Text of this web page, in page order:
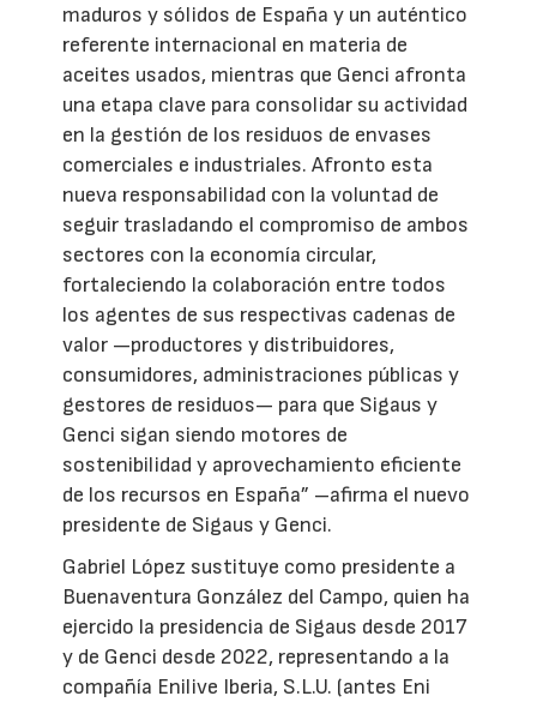
maduros y sólidos de España y un auténtico
referente internacional en materia de
aceites usados, mientras que Genci afronta
una etapa clave para consolidar su actividad
en la gestión de los residuos de envases
comerciales e industriales. Afronto esta
nueva responsabilidad con la voluntad de
seguir trasladando el compromiso de ambos
sectores con la economía circular,
fortaleciendo la colaboración entre todos
los agentes de sus respectivas cadenas de
valor —productores y distribuidores,
consumidores, administraciones públicas y
gestores de residuos— para que Sigaus y
Genci sigan siendo motores de
sostenibilidad y aprovechamiento eficiente
de los recursos en España” –afirma el nuevo
presidente de Sigaus y Genci.
Gabriel López sustituye como presidente a
Buenaventura González del Campo, quien ha
ejercido la presidencia de Sigaus desde 2017
y de Genci desde 2022, representando a la
compañía Enilive Iberia, S.L.U. (antes Eni